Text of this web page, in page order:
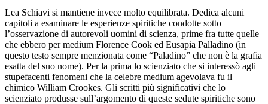
Lea Schiavi si mantiene invece molto equilibrata. Dedica alcuni
capitoli a esaminare le esperienze spiritiche condotte sotto
l’osservazione di autorevoli uomini di scienza, prime fra tutte quelle
che ebbero per medium Florence Cook ed Eusapia Palladino (in
questo testo sempre menzionata come “Paladino” che non è la grafia
esatta del suo nome). Per la prima lo scienziato che si interessò agli
stupefacenti fenomeni che la celebre medium agevolava fu il
chimico William Crookes. Gli scritti più significativi che lo
scienziato produsse sull’argomento di queste sedute spiritiche sono